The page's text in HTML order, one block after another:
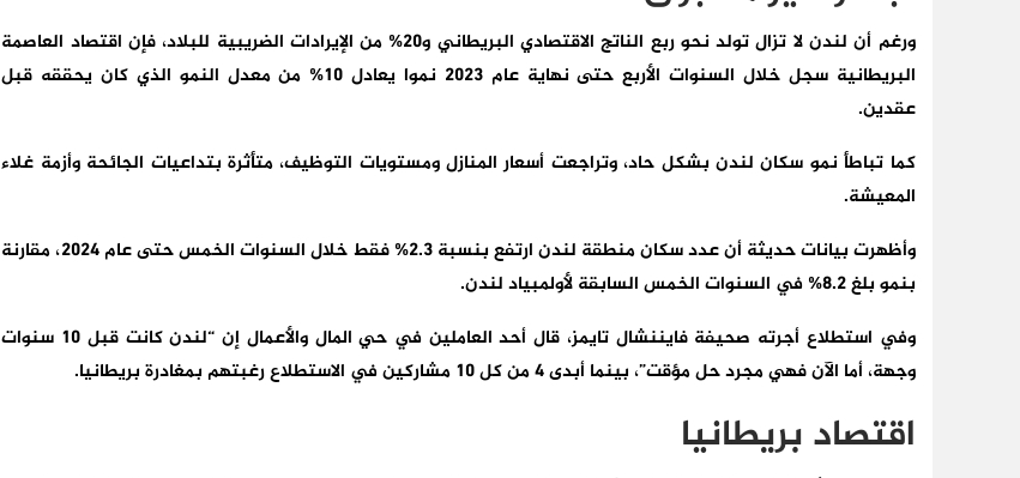
ورغم أن لندن لا تزال تولد نحو ربع الناتج الاقتصادي البريطاني و20% من الإيرادات الضريبية للبلاد، فإن اقتصاد العاصمة
البريطانية سجل خلال السنوات الأربع حتى نهاية عام 2023 نموا يعادل 10% من معدل النمو الذي كان يحققه قبل
عقدين.
كما تباطأ نمو سكان لندن بشكل حاد، وتراجعت أسعار المنازل ومستويات التوظيف، متأثرة بتداعيات الجائحة وأزمة غلاء
المعيشة.
وأظهرت بيانات حديثة أن عدد سكان منطقة لندن ارتفع بنسبة 2.3% فقط خلال السنوات الخمس حتى عام 2024، مقارنة
بنمو بلغ 8.2% في السنوات الخمس السابقة لأولمبياد لندن.
وفي استطلاع أجرته صحيفة فايننشال تايمز، قال أحد العاملين في حي المال والأعمال إن “لندن كانت قبل 10 سنوات
وجهة، أما الآن فهي مجرد حل مؤقت”، بينما أبدى 4 من كل 10 مشاركين في الاستطلاع رغبتهم بمغادرة بريطانيا.
اقتصاد بريطانيا